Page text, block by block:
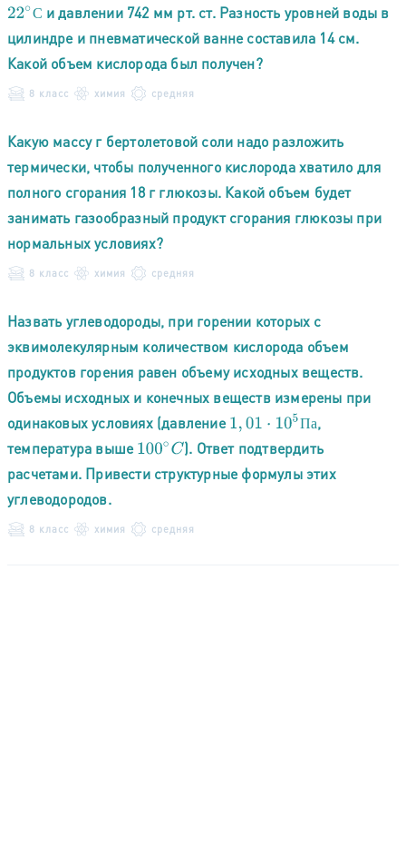
С
22∘С и давлении 742 мм рт. ст. Разность уровней воды в
цилиндре и пневматической ванне составила 14 см.
Какой объем кислорода был получен?
8 класс химия средняя
Какую массу г бертолетовой соли надо разложить
термически, чтобы полученного кислорода хватило для
полного сгорания 18 г глюкозы. Какой объем будет
занимать газообразный продукт сгорания глюкозы при
нормальных условиях?
8 класс химия средняя
Назвать углеводороды, при горении которых с
эквимолекулярным количеством кислорода объем
продуктов горения равен объему исходных веществ.
Объемы исходных и конечных веществ измерены при
одинаковых условиях (давление
Па
1 ,01⋅10 5Па
,
температура выше100∘C ). Ответ подтвердить
расчетами. Привести структурные формулы этих
углеводородов.
8 класс химия средняя